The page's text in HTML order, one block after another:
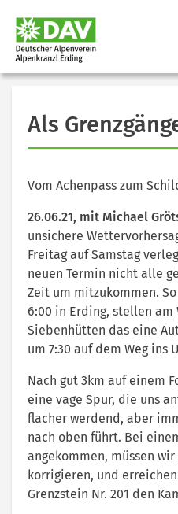
Als
Vom Achenpass zum
26.06.21, mit Michael
unsichere
Freitag auf Samstag
neuen Termin nicht alle
Zeit um mitzukommen.
6:00 in Erding, stellen
Siebenhütten das eine
um 7:30 auf dem Weg ins
Nach gut 3km auf einem
eine vage Spur, die uns
flacher werdend, aber
nach oben führt. Bei
angekommen, müssen
korrigieren, und
Grenzstein Nr. 201 den